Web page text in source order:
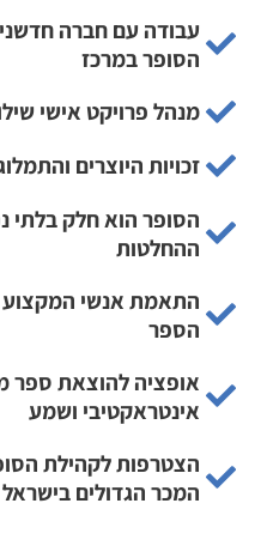
עבודה עם חברה
הסופר במרכז
מנהל פרויקט אישי
זכויות היוצרים
הסופר הוא חלק בלתי
ההחלטות
התאמת אנשי המקצוע
הספר
אופציה להוצאת ספר
אינטראקטיבי ושמע
הצטרפות לקהילת
המכר הגדולים בישראל